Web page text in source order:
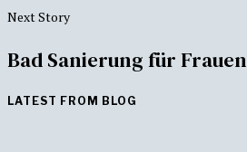
Next Story
Bad Sanierung für Frauen
LATEST FROM BLOG